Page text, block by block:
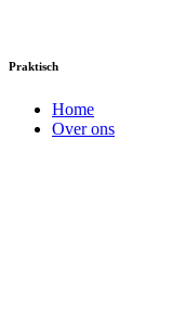
Praktisch
Home
Over ons